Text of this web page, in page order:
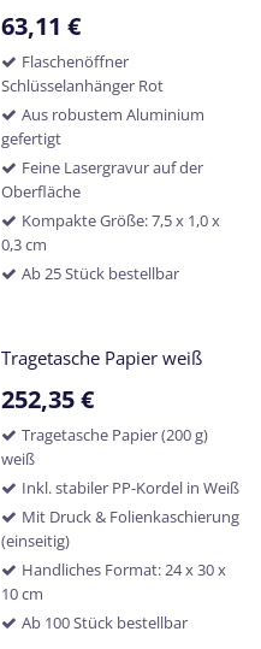
63,11 €
Flaschenöffner
Schlüsselanhänger Rot
Aus robustem Aluminium
gefertigt
Feine Lasergravur auf der
Oberfläche
Kompakte Größe: 7,5 x 1,0 x
0,3 cm
Ab 25 Stück bestellbar
Tragetasche Papier weiß
252,35€
Tragetasche Papier (200 g)
weiß
Inkl. stabiler PP-Kordel in Weiß
Mit Druck & Folienkaschierung
(einseitig)
Handliches Format: 24 x 30 x
10 cm
Ab 100 Stück bestellbar